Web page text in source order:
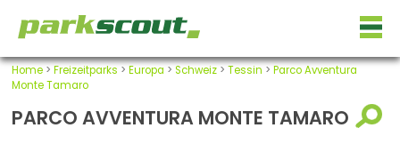
Home> Freizeitparks > Europa > Schweiz> Tessin > Parco Avventura
Monte Tamaro
PARCO AVVENTURA MONTE TAMARO